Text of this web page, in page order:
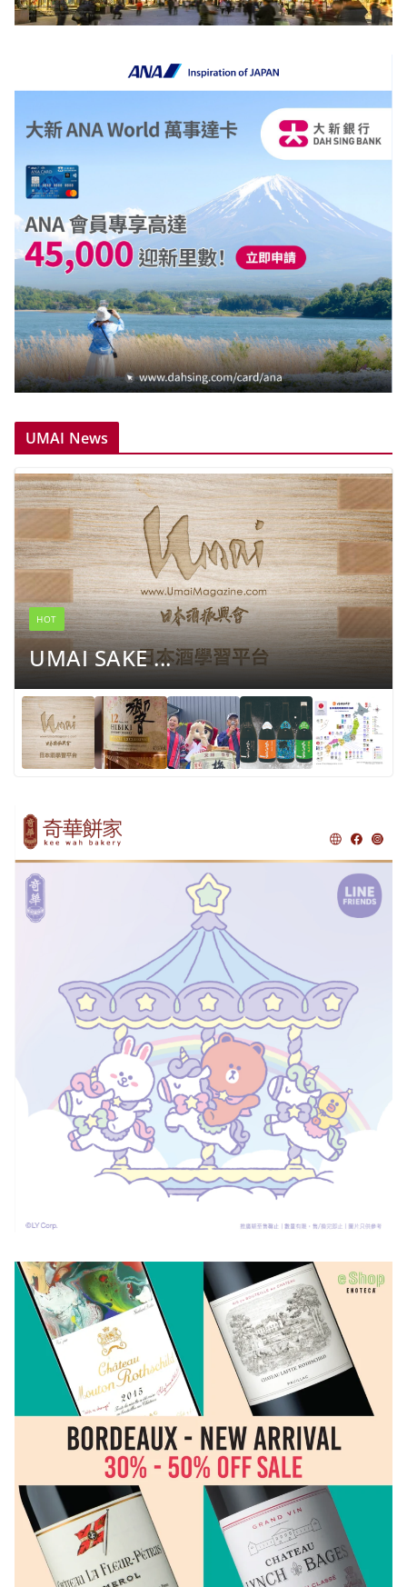
UMAI News
HOT
UMAI SAKE ...